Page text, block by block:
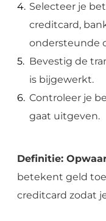
Selecteer je
creditcard,
ondersteunde
Bevestig de
is bijgewerkt.
Controleer je
gaat uitgeven.
Definitie:
betekent geld
creditcard zodat